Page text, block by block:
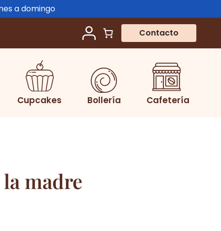
a domingo
Contacto
Cupcakes Bollería Cafetería
madre